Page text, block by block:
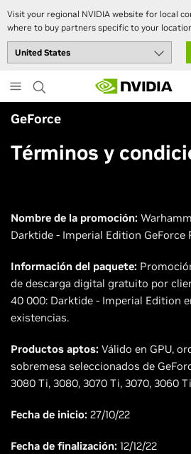
Visit your regional NVIDIA website for local
where to buy partners specific to your
to
main
content
GeForce
Términos y
Nombre de la promoción:
Darktide - Imperial Edition GeForce
Información del paquete:
de descarga digital gratuito por
40 000: Darktide - Imperial Edition
existencias.
Productos aptos: Válido en GPU,
sobremesa seleccionados de
3080 Ti, 3080, 3070 Ti, 3070, 3060
Fecha de inicio: 27/10/22
Fecha de finalización: 12/12/22